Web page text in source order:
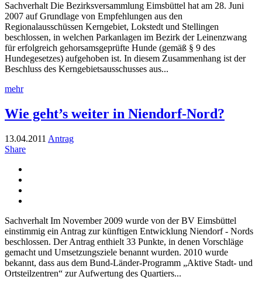
Sachverhalt Die Bezirksversammlung Eimsbüttel hat am 28. Juni
2007 auf Grundlage von Empfehlungen aus den
Regionalausschüssen Kerngebiet, Lokstedt und Stellingen
beschlossen, in welchen Parkanlagen im Bezirk der Leinenzwang
für erfolgreich gehorsamsgeprüfte Hunde (gemäß § 9 des
Hundegesetzes) aufgehoben ist. In diesem Zusammenhang ist der
Beschluss des Kerngebietsausschusses aus...
mehr
Wie geht’s weiter in Niendorf-Nord?
13.04.2011 Antrag
Share
Sachverhalt Im November 2009 wurde von der BV Eimsbüttel
einstimmig ein Antrag zur künftigen Entwicklung Niendorf - Nords
beschlossen. Der Antrag enthielt 33 Punkte, in denen Vorschläge
gemacht und Umsetzungsziele benannt wurden. 2010 wurde
bekannt, dass aus dem Bund-Länder-Programm „Aktive Stadt- und
Ortsteilzentren“ zur Aufwertung des Quartiers...